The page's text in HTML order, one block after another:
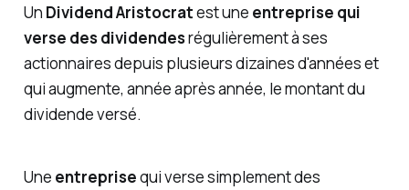
Un Dividend Aristocratest une entreprise qui
verse des dividendesrégulièrement à ses
actionnaires depuis plusieurs dizaines d'années et
qui augmente, année après année, le montant du
dividende versé.
Une entreprisequi verse simplement des